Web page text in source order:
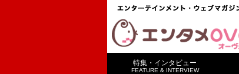
特集・インタビュー
FEATURE & INTERVIEW